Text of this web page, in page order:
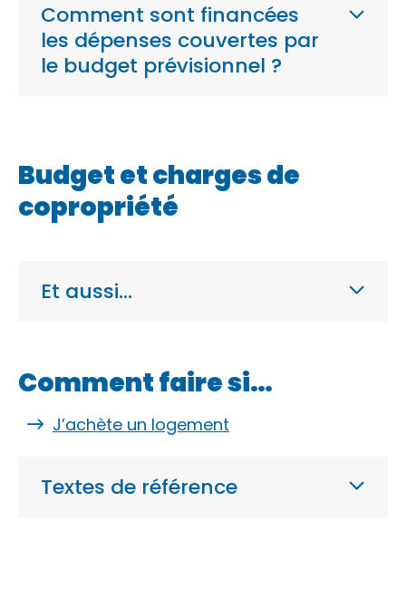
Comment sont financées
les dépenses couvertes par
le budget prévisionnel ?
Budget et charges de
copropriété
Et aussi…
Comment faire si…
J’achète un logement
Textes de référence